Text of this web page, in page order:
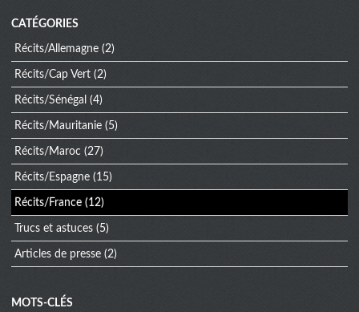
CATÉGORIES
Récits/Allemagne (2)
Récits/Cap Vert (2)
Récits/Sénégal (4)
Récits/Mauritanie (5)
Récits/Maroc (27)
Récits/Espagne (15)
Récits/France (12)
Trucs et astuces (5)
Articles de presse (2)
MOTS-CLÉS